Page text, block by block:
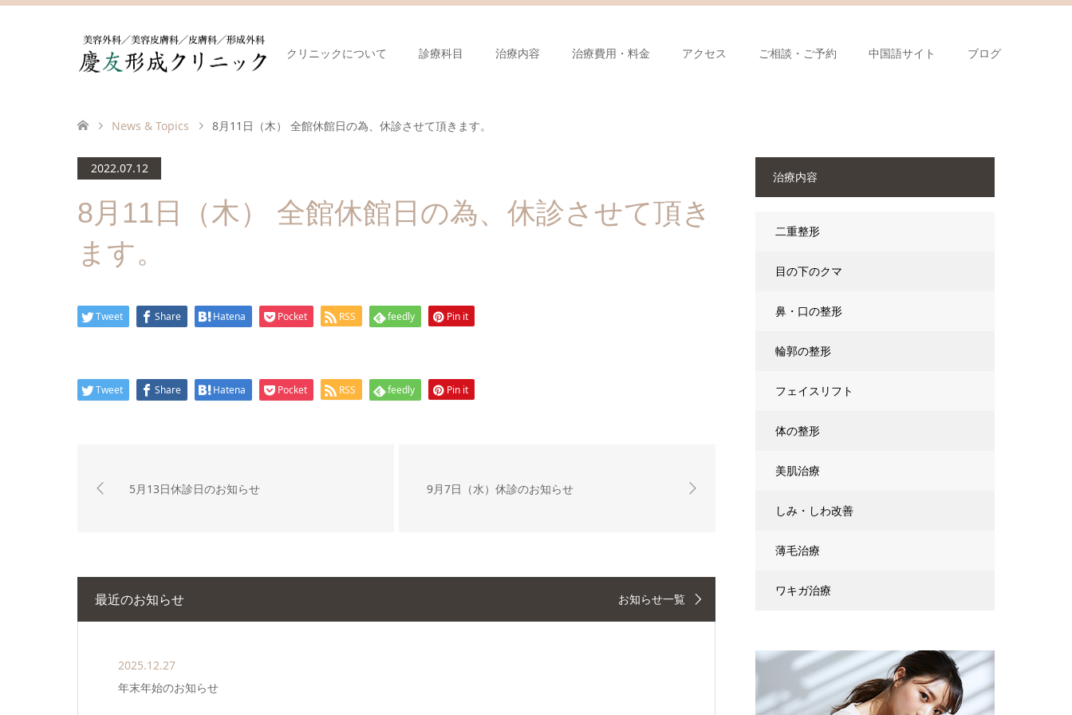
クリニックについて 診療科目 治療内容 治療費用・料金 アクセス ご相談・ご予約 中国語サイト ブログ
News & Topics 8月11日（木） 全館休館日の為、休診させて頂きます。
2022.07.12
8月11日（木） 全館休館日の為、休診させて頂き
ます。
Tweet Share Hatena Pocket RSS feedly Pin it
Tweet Share Hatena Pocket RSS feedly Pin it
5月13日休診日のお知らせ 9月7日（水）休診のお知らせ
最近のお知らせ お知らせ一覧
2025.12.27
年末年始のお知らせ
治療内容
二重整形
目の下のクマ
鼻・口の整形
輪郭の整形
フェイスリフト
体の整形
美肌治療
しみ・しわ改善
薄毛治療
ワキガ治療